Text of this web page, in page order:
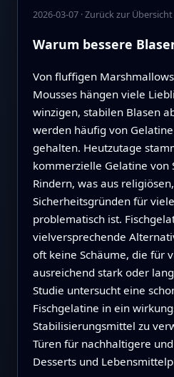
2026-03-07·Zurück zur Übersicht
Warum bessere
Von fluffigen
Mousses hängen viele
winzigen, stabilen Blasen
werden häufig von
gehalten. Heutzutage
kommerzielle Gelatine von
Rindern, was aus
Sicherheitsgründen für
problematisch ist.
vielversprechende
oft keine Schäume, die für
ausreichend stark oder
Studie untersucht eine
Fischgelatine in ein
Stabilisierungsmittel zu
Türen für nachhaltigere
Desserts und